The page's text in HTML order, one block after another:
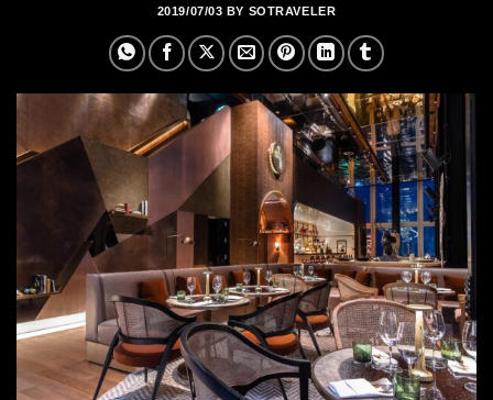
2019/07/03 BY SOTRAVELER